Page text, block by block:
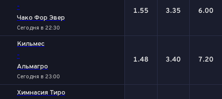
-
Чако Фор Эвер
Сегодня в 22:30
1.55 3.35 6.00
Кильмес
-
Альмагро
Сегодня в 23:00
1.48 3.40 7.20
Химнасия Тиро